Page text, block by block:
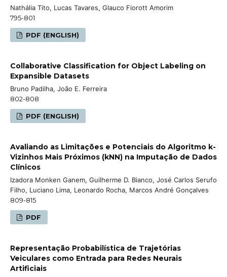
Nathália Tito, Lucas Tavares, Glauco Fiorott Amorim
795-801
PDF (ENGLISH)
Collaborative Classification for Object Labeling on
Expansible Datasets
Bruno Padilha, João E. Ferreira
802-808
PDF (ENGLISH)
Avaliando as Limitações e Potenciais do Algoritmo k-
Vizinhos Mais Próximos (kNN) na Imputação de Dados
Clínicos
Izadora Monken Ganem, Guilherme D. Bianco, José Carlos Serufo
Filho, Luciano Lima, Leonardo Rocha, Marcos André Gonçalves
809-815
PDF
Representação Probabilística de Trajetórias
Veiculares como Entrada para Redes Neurais
Artificiais